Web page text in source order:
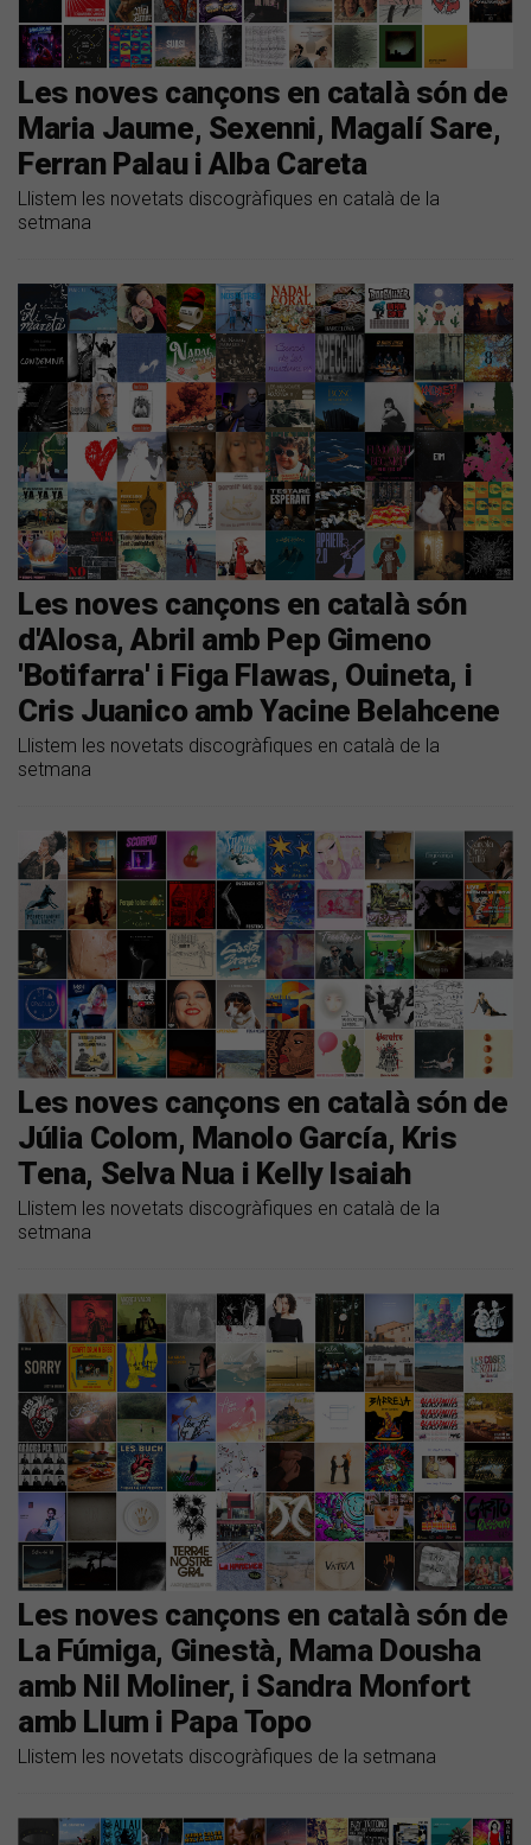
Les noves cançons en català són de
Maria Jaume, Sexenni, Magalí Sare,
Ferran Palau i Alba Careta
Llistem les novetats discogràfiques en català de la
setmana
Les noves cançons en català són
d'Alosa, Abril amb Pep Gimeno
'Botifarra' i Figa Flawas, Ouineta, i
Cris Juanico amb Yacine Belahcene
Llistem les novetats discogràfiques en català de la
setmana
Les noves cançons en català són de
Júlia Colom, Manolo García, Kris
Tena, Selva Nua i Kelly Isaiah
Llistem les novetats discogràfiques en català de la
setmana
Les noves cançons en català són de
La Fúmiga, Ginestà, Mama Dousha
amb Nil Moliner, i Sandra Monfort
amb Llum i Papa Topo
Llistem les novetats discogràfiques de la setmana